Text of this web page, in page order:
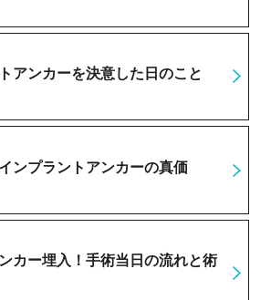
アンカーを決意した日のこと
ンプラントアンカーの真価
カー埋入！手術当日の流れと術